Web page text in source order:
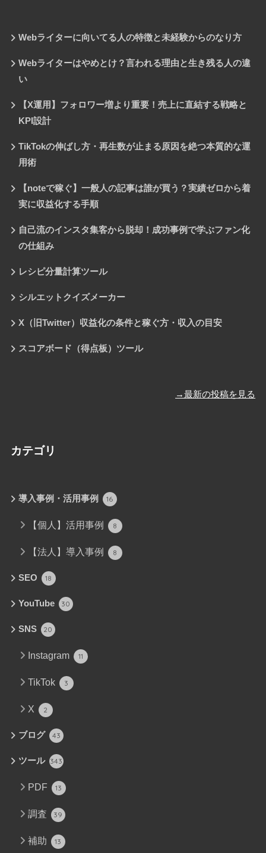
Webライターに向いてる人の特徴と未経験からのなり方
Webライターはやめとけ？言われる理由と生き残る人の違
い
【X運用】フォロワー増より重要！売上に直結する戦略と
KPI設計
TikTokの伸ばし方・再生数が止まる原因を絶つ本質的な運
用術
【noteで稼ぐ】一般人の記事は誰が買う？実績ゼロから着
実に収益化する手順
自己流のインスタ集客から脱却！成功事例で学ぶファン化
の仕組み
レシピ分量計算ツール
シルエットクイズメーカー
X（旧Twitter）収益化の条件と稼ぐ方・収入の目安
スコアボード（得点板）ツール
→最新の投稿を見る
カテゴリ
導入事例・活用事例 16
【個人】活用事例 8
【法人】導入事例 8
SEO 18
YouTube 30
SNS 20
Instagram 11
TikTok 3
X 2
ブログ 43
ツール 343
PDF 13
調査 39
補助 13